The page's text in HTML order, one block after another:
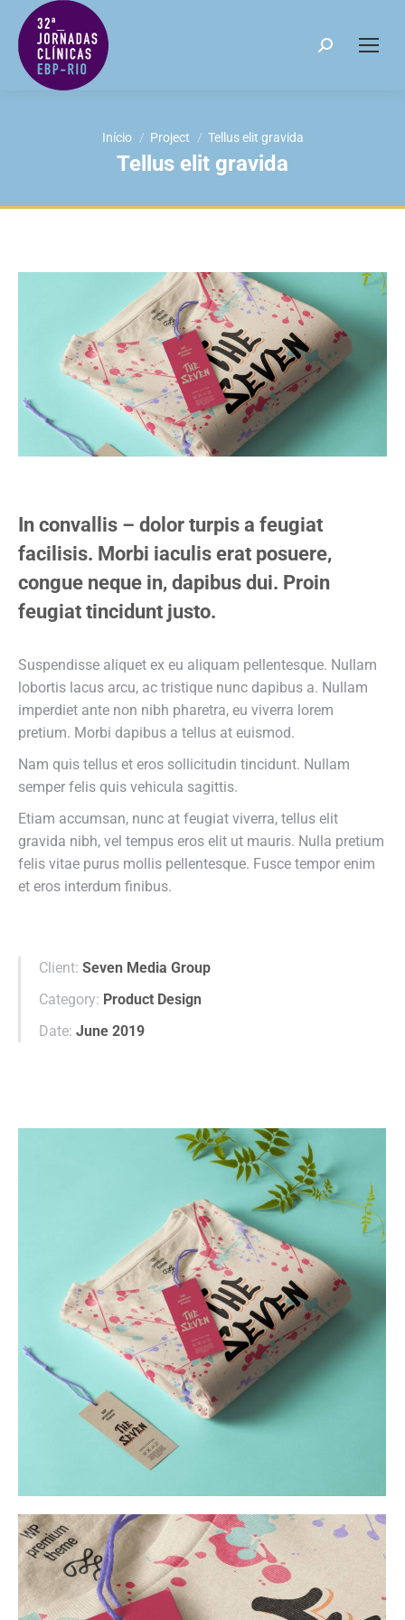
Search:
Você está aqui:
Início Project Tellus elit gravida
Tellus elit gravida
In convallis – dolor turpis a feugiat
facilisis. Morbi iaculis erat posuere,
congue neque in, dapibus dui. Proin
feugiat tincidunt justo.
Suspendisse aliquet ex eu aliquam pellentesque. Nullam
lobortis lacus arcu, ac tristique nunc dapibus a. Nullam
imperdiet ante non nibh pharetra, eu viverra lorem
pretium. Morbi dapibus a tellus at euismod.
Nam quis tellus et eros sollicitudin tincidunt. Nullam
semper felis quis vehicula sagittis.
Etiam accumsan, nunc at feugiat viverra, tellus elit
gravida nibh, vel tempus eros elit ut mauris. Nulla pretium
felis vitae purus mollis pellentesque. Fusce tempor enim
et eros interdum finibus.
Client: Seven Media Group
Category: Product Design
Date: June 2019